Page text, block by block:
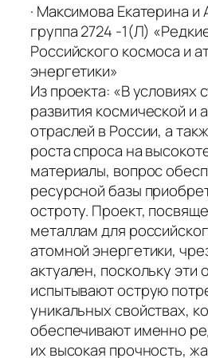
· Максимова Екатерина
группа 2724 -1(Л)
Российского космоса и
энергетики»
Из проекта: «В условиях
развития космической и
отраслей в России, а
роста спроса на
материалы, вопрос
ресурсной базы
остроту. Проект,
металлам для
атомной энергетики,
актуален, поскольку эти
испытывают острую
уникальных свойствах,
обеспечивают именно
их высокая прочность,